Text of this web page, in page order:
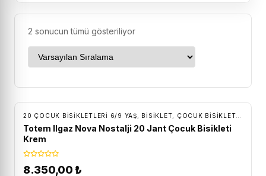
2 sonucun tümü gösteriliyor
ÜCRETSIZ KARGO
20 ÇOCUK BISIKLETLERI 6/9 YAŞ BİSİKLET ÇOCUK BISIKLETLERI
Totem Ilgaz Nova Nostalji 20 Jant Çocuk Bisikleti
Krem
8.350,00 ₺